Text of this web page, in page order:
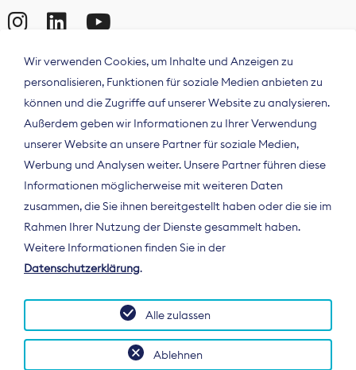
Der Bundesverband Digitalpublisher und
Zeitungsverleger (BDZV) vertritt als
Spitzenorganisation die Interessen der
Deutschland und auf EU-Ebene.
Wir verwenden Cookies, um Inhalte und Anzeigen zu
personalisieren, Funktionen für soziale Medien anbieten zu
können und die Zugriffe auf unserer Website zu analysieren.
Außerdem geben wir Informationen zu Ihrer Verwendung
unserer Website an unsere Partner für soziale Medien,
Werbung und Analysen weiter. Unsere Partner führen diese
Informationen möglicherweise mit weiteren Daten
zusammen, die Sie ihnen bereitgestellt haben oder die sie im
Rahmen Ihrer Nutzung der Dienste gesammelt haben.
Weitere Informationen finden Sie in der
Datenschutzerklärung.
Ablehnen
Alle zulassen